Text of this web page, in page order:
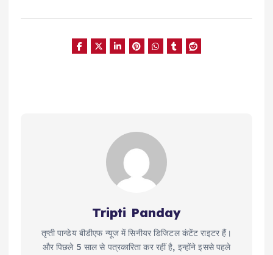
Tripti Panday
तृप्ती पान्डेय बीडीएफ न्यूज में सिनीयर डिजिटल कंटेंट राइटर हैं।
और पिछले 5 साल से पत्रकारिता कर रहीं है, इन्होंने इससे पहले